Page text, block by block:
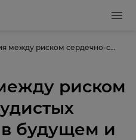
Ассоциация между риском сердечно-сосудистых заболеваний в будущем и уровнями ЛПВП подвержена влиянию уровней холестерина липопротеинов низкой плотности и триглицеридов
риском
будущем и